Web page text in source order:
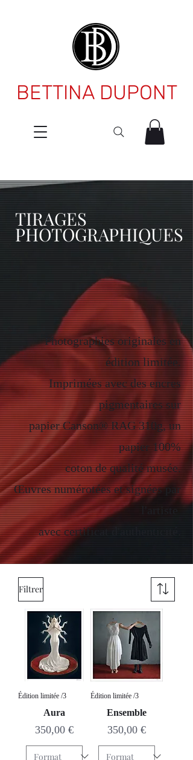
BETTINA DUPONT
TIRAGES
PHOTOGRAPHIQUES
Photographies originales en
édition limitée.
Imprimées avec des encres
pigmentaires sur
papier Canson® RAG 310g, un
papier 100%
coton de qualité musée.
Œuvres numérotées et signées par
l'artiste
avec certificat d'authenticité.
Filtrer
Édition limitée /3
Aura
Prix
350,00 €
Édition limitée /3
Ensemble
Prix
350,00 €